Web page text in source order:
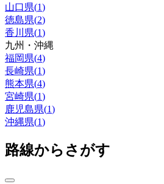
山口県(1)
徳島県(2)
香川県(1)
九州・沖縄
福岡県(4)
長崎県(1)
熊本県(4)
宮崎県(1)
鹿児島県(1)
沖縄県(1)
路線からさがす